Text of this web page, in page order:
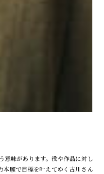
意味があります。役や作品に対し
本願で目標を叶えてゆく古川さん